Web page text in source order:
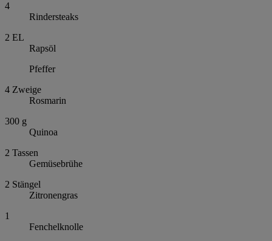
4
Rindersteaks
2 EL
Rapsöl
Pfeffer
4 Zweige
Rosmarin
300 g
Quinoa
2 Tassen
Gemüsebrühe
2 Stängel
Zitronengras
1
Fenchelknolle